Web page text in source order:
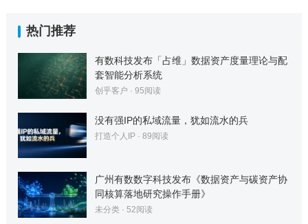
热门推荐
有数科技发布「占维」数据资产度量理论与配
套智能分析系统
创乎客户 · 95阅读
没有强IP的私域流量，犹如流水的兵
打造个人IP· 89阅读
广州有数数字科技发布《数据资产与碳资产协
同核算落地研究操作手册》
未分类· 52阅读